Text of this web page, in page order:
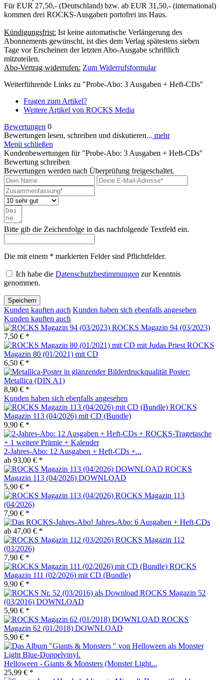
Für EUR 27,50,- (Deutschland) bzw. ab EUR 31,50,- (international)
kommen drei ROCKS-Ausgaben portofrei ins Haus.
Kündigungsfrist: Ist keine automatische Verlängerung des
Abonnements gewünscht, ist dies dem Verlag spätestens sieben
Tage vor Erscheinen der letzten Abo-Ausgabe schriftlich
mitzuteilen.
Abo-Vertrag widerrufen: Zum Widerrufsformular
Weiterführende Links zu "Probe-Abo: 3 Ausgaben + Heft-CDs"
Fragen zum Artikel?
Weitere Artikel von ROCKS Media
Bewertungen 0
Bewertungen lesen, schreiben und diskutieren... mehr
Menü schließen
Kundenbewertungen für "Probe-Abo: 3 Ausgaben + Heft-CDs"
Bewertung schreiben
Bewertungen werden nach Überprüfung freigeschaltet.
Bitte gib die Zeichenfolge in das nachfolgende Textfeld ein.
Die mit einem * markierten Felder sind Pflichtfelder.
Ich habe die Datenschutzbestimmungen zur Kenntnis
genommen.
Speichern
Kunden kauften auch Kunden haben sich ebenfalls angesehen
Kunden kauften auch
ROCKS Magazin 94 (03/2023)
7,50 € *
ROCKS
Magazin 80 (01/2021) mit CD
6,50 € *
Poster:
Metallica (DIN A1)
8,90 € *
Kunden haben sich ebenfalls angesehen
ROCKS
Magazin 113 (04/2026) mit CD (Bundle)
9,90 € *
2-Jahres-Abo: 12 Ausgaben + Heft-CDs +...
ab 93,00 € *
ROCKS
Magazin 113 (04/2026) DOWNLOAD
5,90 € *
ROCKS Magazin 113
(04/2026)
7,90 € *
Jahres-Abo: 6 Ausgaben + Heft-CDs
ab 47,00 € *
ROCKS Magazin 112
(03/2026)
7,90 € *
ROCKS
Magazin 111 (02/2026) mit CD (Bundle)
9,90 € *
ROCKS Magazin 52
(03/2016) DOWNLOAD
5,90 € *
ROCKS
Magazin 62 (01/2018) DOWNLOAD
5,90 € *
Helloween - Giants & Monsters (Monster Light...
25,99 € *